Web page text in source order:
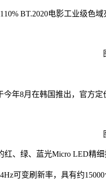
BT.2020电影工业级色域
年8月在韩国推出，官方定
、绿、蓝光Micro LED精
可变刷新率，具有约15000